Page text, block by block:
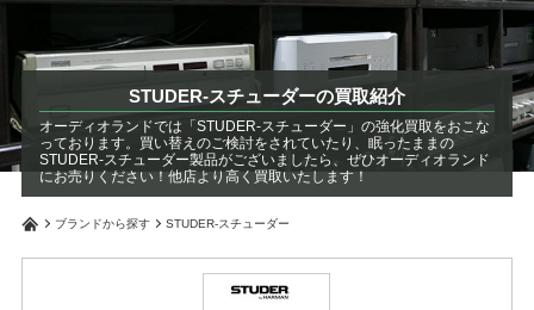
STUDER-スチューダーの買取紹介
オーディオランドでは「STUDER-スチューダー」の強化買取をおこな
っております。買い替えのご検討をされていたり、眠ったままの
STUDER-スチューダー製品がございましたら、ぜひオーディオランド
にお売りください！他店より高く買取いたします！
ブランドから探す STUDER-スチューダー